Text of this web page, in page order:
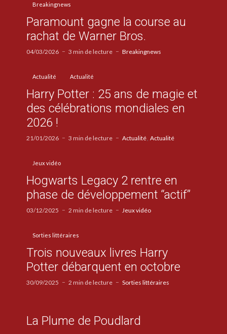
Breakingnews
Paramount gagne la course au
rachat de Warner Bros.
04/03/2026 3 min de lecture Breakingnews
Actualité Actualité
Harry Potter : 25 ans de magie et
des célébrations mondiales en
2026 !
21/01/2026 3 min de lecture Actualité Actualité
Jeux vidéo
Hogwarts Legacy 2 rentre en
phase de développement “actif”
03/12/2025 2 min de lecture Jeux vidéo
Sorties littéraires
Trois nouveaux livres Harry
Potter débarquent en octobre
30/09/2025 2 min de lecture Sorties littéraires
La Plume de Poudlard